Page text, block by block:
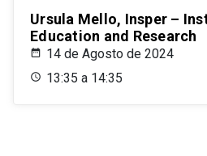
Ursula Mello, Insper –
Education and Research
14 de Agosto de 2024
13:35 a 14:35